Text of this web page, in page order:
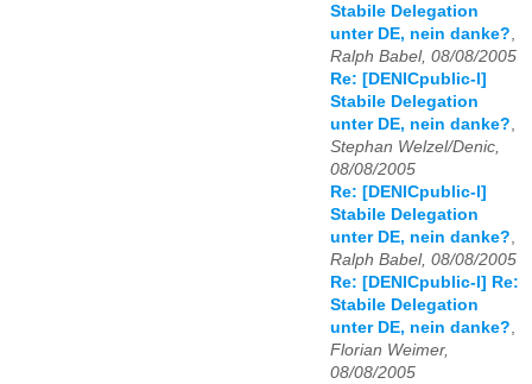
Stabile Delegation
unter DE, nein danke?,
Ralph Babel, 08/08/2005
Re: [DENICpublic-l]
Stabile Delegation
unter DE, nein danke?,
Stephan Welzel/Denic,
08/08/2005
Re: [DENICpublic-l]
Stabile Delegation
unter DE, nein danke?,
Ralph Babel, 08/08/2005
Re: [DENICpublic-l] Re:
Stabile Delegation
unter DE, nein danke?,
Florian Weimer,
08/08/2005